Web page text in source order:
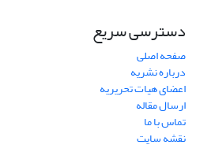
دسترسی سریع
صفحه اصلی
درباره نشریه
اعضای هیات تحریریه
ارسال مقاله
تماس با ما
نقشه سایت